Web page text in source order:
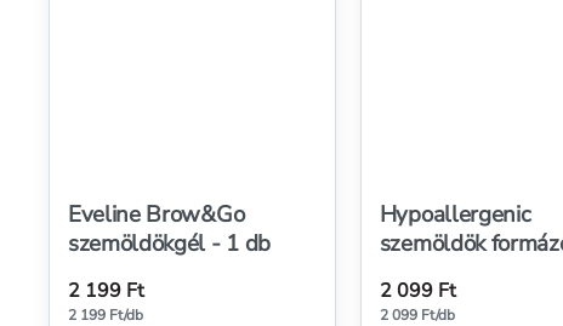
Eveline Brow&Go
szemöldökgél - 1 db
2 199 Ft
2 199 Ft/db
Hypoallergenic
szemöldök
2 099 Ft
2 099 Ft/db